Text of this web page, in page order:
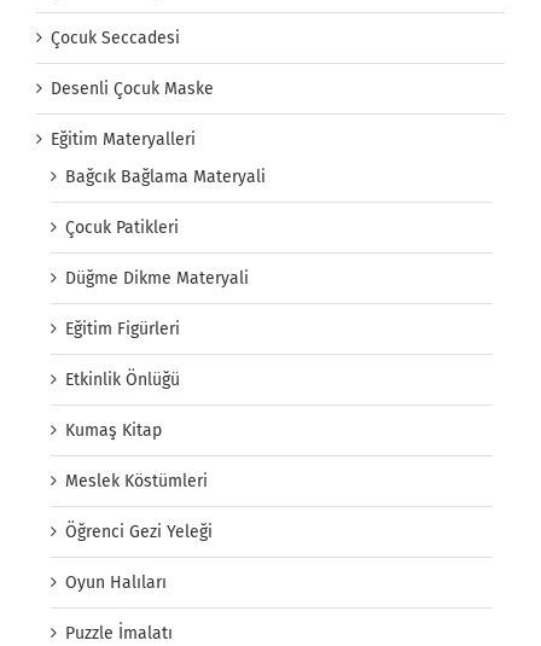
Çocuk Seccadesi
Desenli Çocuk Maske
Eğitim Materyalleri
Bağcık Bağlama Materyali
Çocuk Patikleri
Düğme Dikme Materyali
Eğitim Figürleri
Etkinlik Önlüğü
Kumaş Kitap
Meslek Köstümleri
Öğrenci Gezi Yeleği
Oyun Halıları
Puzzle İmalatı